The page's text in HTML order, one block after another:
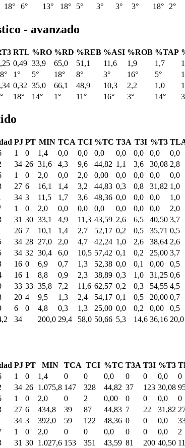
18° 6° 13° 18° 5° 3° 3° 3° 18° 2°
- avanzado
RTL %RO %RD %REB %ASI %ROB %TAP
0,49 33,9 65,0 51,1 11,6 1,9 1,7
1° 5° 18° 8° 3° 16° 5°
0,32 35,0 66,1 48,9 10,3 2,2 1,0
18° 14° 1° 11° 16° 3° 14°
PJ PT MIN TCA TCI %TC T3A T3I %T3
1 0 1,4 0,0 0,0 0,0 0,0 0,0 0,0 0,0
34 26 31,6 4,3 9,6 44,82 1,1 3,6 30,08 2,8
1 0 2,0 0,0 2,0 0,00 0,0 0,0 0,0 0,0
27 6 16,1 1,4 3,2 44,83 0,3 0,8 31,82 1,0
34 3 11,5 1,7 3,6 48,36 0,0 0,0 0,0 1,0
1 0 2,0 0,0 0,0 0,0 0,0 0,0 0,0 2,0
31 30 33,1 4,9 11,3 43,59 2,6 6,5 40,50 3,7
26 7 10,1 1,4 2,7 52,17 0,2 0,5 35,71 0,5
34 28 27,0 2,0 4,7 42,24 1,0 2,6 38,64 2,6
34 32 30,4 6,0 10,5 57,42 0,1 0,2 25,00 3,7
16 0 6,9 0,7 1,3 52,38 0,0 0,1 0,00 0,5
16 1 8,8 0,9 2,3 38,89 0,3 1,0 31,25 0,6
33 33 35,8 7,2 11,6 62,57 0,2 0,3 54,55 4,5
20 4 9,5 1,3 2,4 54,17 0,1 0,5 20,00 0,7
6 0 4,8 0,3 1,3 25,00 0,0 0,2 0,00 0,5
34 200,0 29,4 58,0 50,66 5,3 14,6 36,16 20,0
PJ PT MIN TCA TCI %TC T3A T3I %T3
1 0 1,4 0 0 0,0 0 0 0,0 0
34 26 1.075,8 147 328 44,82 37 123 30,08
1 0 2,0 0 2 0,00 0 0 0,0 0
27 6 434,8 39 87 44,83 7 22 31,82
34 3 392,0 59 122 48,36 0 0 0,0
1 0 2,0 0 0 0,0 0 0 0,0 2
31 30 1.027,6 153 351 43,59 81 200 40,50